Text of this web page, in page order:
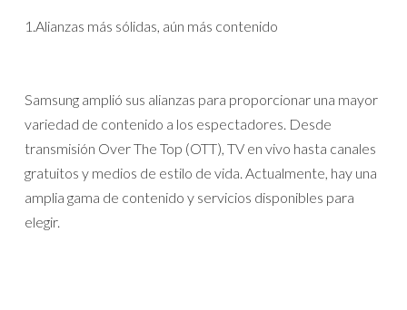
1.Alianzas más sólidas, aún más contenido
Samsung amplió sus alianzas para proporcionar una mayor
variedad de contenido a los espectadores. Desde
transmisión Over The Top (OTT), TV en vivo hasta canales
gratuitos y medios de estilo de vida. Actualmente, hay una
amplia gama de contenido y servicios disponibles para
elegir.